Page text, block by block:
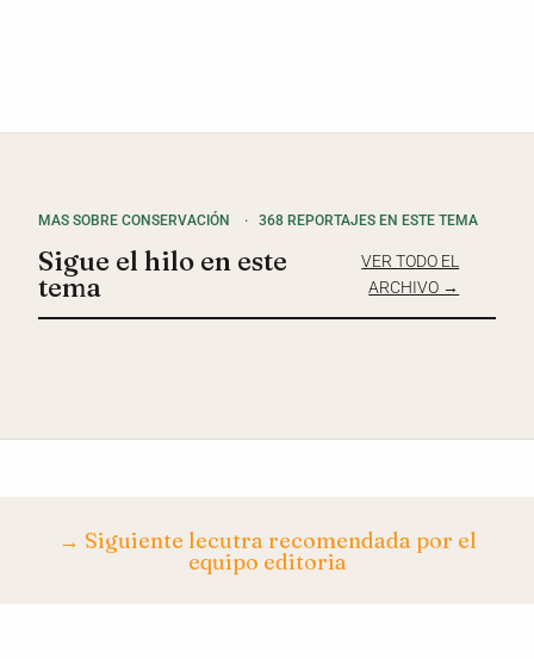
MAS SOBRE CONSERVACIÓN · 368 REPORTAJES EN ESTE TEMA
Sigue el hilo en este
tema
VER TODO EL
ARCHIVO →
→ Siguiente lecutra recomendada por el
equipo editoria